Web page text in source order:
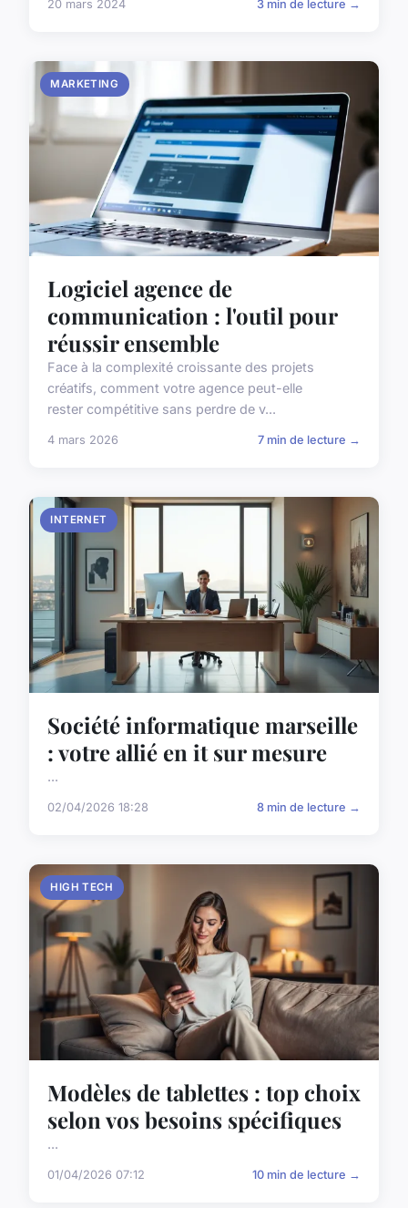
20 mars 2024 3 min de lecture →
MARKETING
Logiciel agence de
communication : l'outil pour
réussir ensemble
Face à la complexité croissante des projets
créatifs, comment votre agence peut-elle
rester compétitive sans perdre de v...
4 mars 2026 7 min de lecture →
INTERNET
Société informatique marseille
: votre allié en it sur mesure
...
02/04/2026 18:28 8 min de lecture →
HIGH TECH
Modèles de tablettes : top choix
selon vos besoins spécifiques
...
01/04/2026 07:12 10 min de lecture →